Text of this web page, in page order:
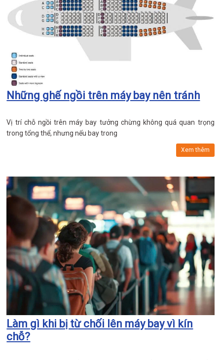
Những ghế ngồi trên máy bay nên tránh
Vị trí chỗ ngồi trên máy bay tưởng chừng không quá quan trọng
trong tổng thể, nhưng nếu bay trong
Xem thêm
Làm gì khi bị từ chối lên máy bay vì kín
chỗ?